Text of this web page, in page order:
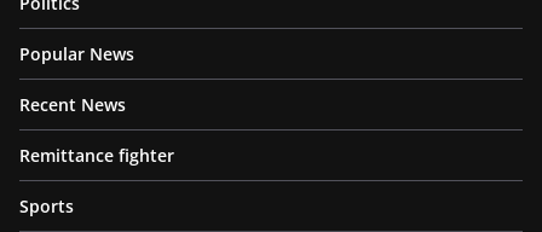
Popular News
Recent News
Remittance fighter
Sports